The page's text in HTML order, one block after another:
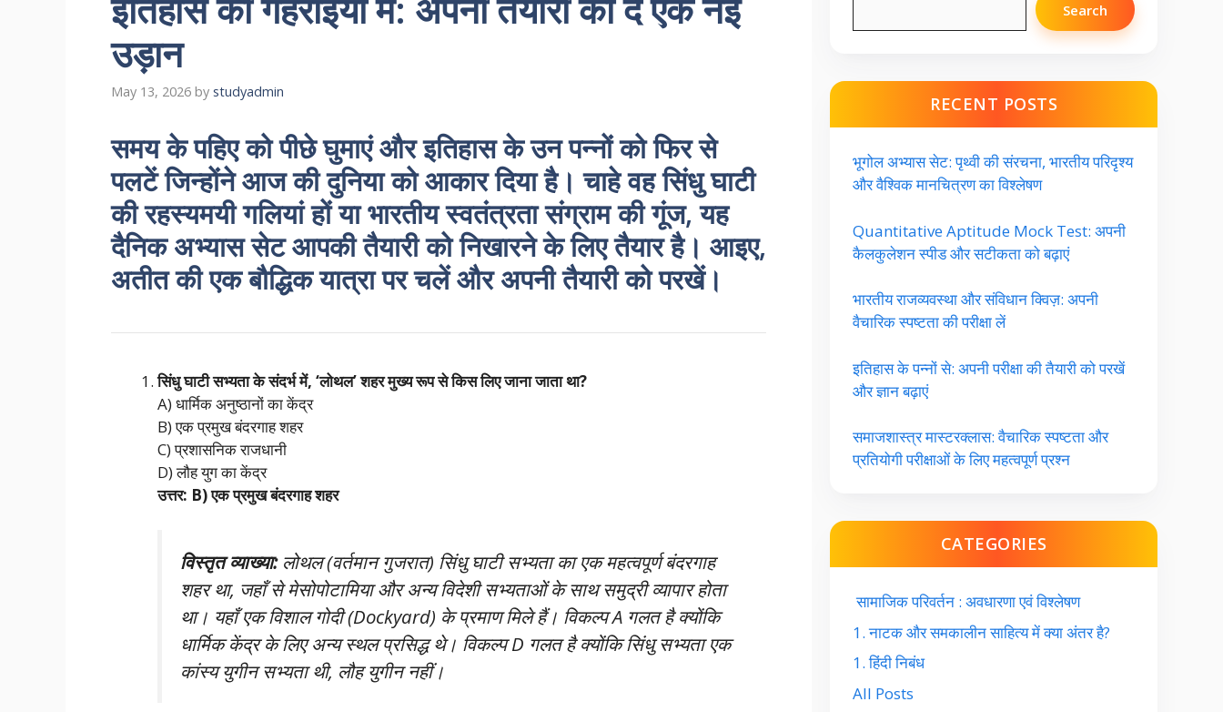
उड़ान
May 13, 2026 by studyadmin
समय के पहिए को पीछे घुमाएं और इतिहास के उन पन्नों को फिर से
पलटें जिन्होंने आज की दुनिया को आकार दिया है। चाहे वह सिंधु घाटी
की रहस्यमयी गलियां हों या भारतीय स्वतंत्रता संग्राम की गूंज, यह
दैनिक अभ्यास सेट आपकी तैयारी को निखारने के लिए तैयार है। आइए,
अतीत की एक बौद्धिक यात्रा पर चलें और अपनी तैयारी को परखें।
सिंधु घाटी सभ्यता के संदर्भ में, ‘लोथल’ शहर मुख्य रूप से किस लिए जाना जाता था?
A) धार्मिक अनुष्ठानों का केंद्र
B) एक प्रमुख बंदरगाह शहर
C) प्रशासनिक राजधानी
D) लौह युग का केंद्र
उत्तर: B) एक प्रमुख बंदरगाह शहर
विस्तृत व्याख्या:लोथल (वर्तमान गुजरात) सिंधु घाटी सभ्यता का एक महत्वपूर्ण बंदरगाह
शहर था, जहाँ से मेसोपोटामिया और अन्य विदेशी सभ्यताओं के साथ समुद्री व्यापार होता
था। यहाँ एक विशाल गोदी (Dockyard) के प्रमाण मिले हैं। विकल्प A गलत है क्योंकि
धार्मिक केंद्र के लिए अन्य स्थल प्रसिद्ध थे। विकल्प D गलत है क्योंकि सिंधु सभ्यता एक
कांस्य युगीन सभ्यता थी, लौह युगीन नहीं।
Search
RECENT POSTS
भूगोल अभ्यास सेट: पृथ्वी की संरचना, भारतीय परिदृश्य
और वैश्विक मानचित्रण का विश्लेषण
Quantitative Aptitude Mock Test: अपनी
कैलकुलेशन स्पीड और सटीकता को बढ़ाएं
भारतीय राजव्यवस्था और संविधान क्विज़: अपनी
वैचारिक स्पष्टता की परीक्षा लें
इतिहास के पन्नों से: अपनी परीक्षा की तैयारी को परखें
और ज्ञान बढ़ाएं
समाजशास्त्र मास्टरक्लास: वैचारिक स्पष्टता और
प्रतियोगी परीक्षाओं के लिए महत्वपूर्ण प्रश्न
CATEGORIES
सामाजिक परिवर्तन : अवधारणा एवं विश्लेषण
1. नाटक और समकालीन साहित्य में क्या अंतर है?
1. हिंदी निबंध
All Posts